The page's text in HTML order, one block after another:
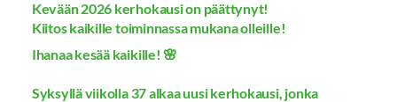
Kevään 2026 kerhokausi on päättynyt!
Kiitos kaikille toiminnassa mukana olleille!
Ihanaa kesää kaikille! 🌸
Syksyllä viikolla 37 alkaa uusi kerhokausi, jonka